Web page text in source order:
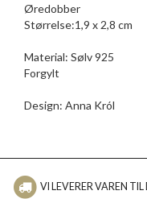
Øredobber
Størrelse:1,9 x 2,8 cm
Material: Sølv 925
Forgylt
Design: Anna Król
VI LEVERER VAREN